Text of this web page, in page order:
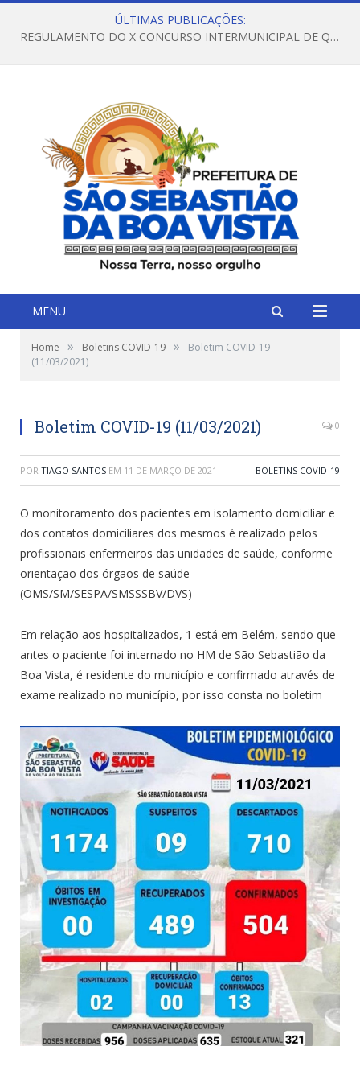
ÚLTIMAS PUBLICAÇÕES:
REGULAMENTO DO X CONCURSO INTERMUNICIPAL DE QUADRILHAS JUNINAS – 2026 – ARRAIÁ DA VENEZA
MENU
Home » Boletins COVID-19 »
Boletim COVID-19
(11/03/2021)
Boletim COVID-19 (11/03/2021) 0
POR TIAGO SANTOS EM 11 DE MARÇO DE 2021 BOLETINS COVID-19
O monitoramento dos pacientes em isolamento domiciliar e
dos contatos domiciliares dos mesmos é realizado pelos
profissionais enfermeiros das unidades de saúde, conforme
orientação dos órgãos de saúde
(OMS/SM/SESPA/SMSSSBV/DVS)
Em relação aos hospitalizados, 1 está em Belém, sendo que
antes o paciente foi internado no HM de São Sebastião da
Boa Vista, é residente do município e confirmado através de
exame realizado no município, por isso consta no boletim